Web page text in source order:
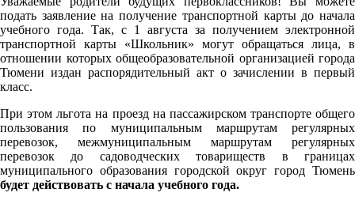
подать заявление на получение транспортной карты до начала
учебного года. Так, с 1 августа за получением электронной
транспортной карты «Школьник» могут обращаться лица, в
отношении которых общеобразовательной организацией города
Тюмени издан распорядительный акт о зачислении в первый
класс.
При этом льгота на проезд на пассажирском транспорте общего
пользования по муниципальным маршрутам регулярных
перевозок, межмуниципальным маршрутам регулярных
перевозок до садоводческих товариществ в границах
муниципального образования городской округ город Тюмень
будет действовать с начала учебного года.